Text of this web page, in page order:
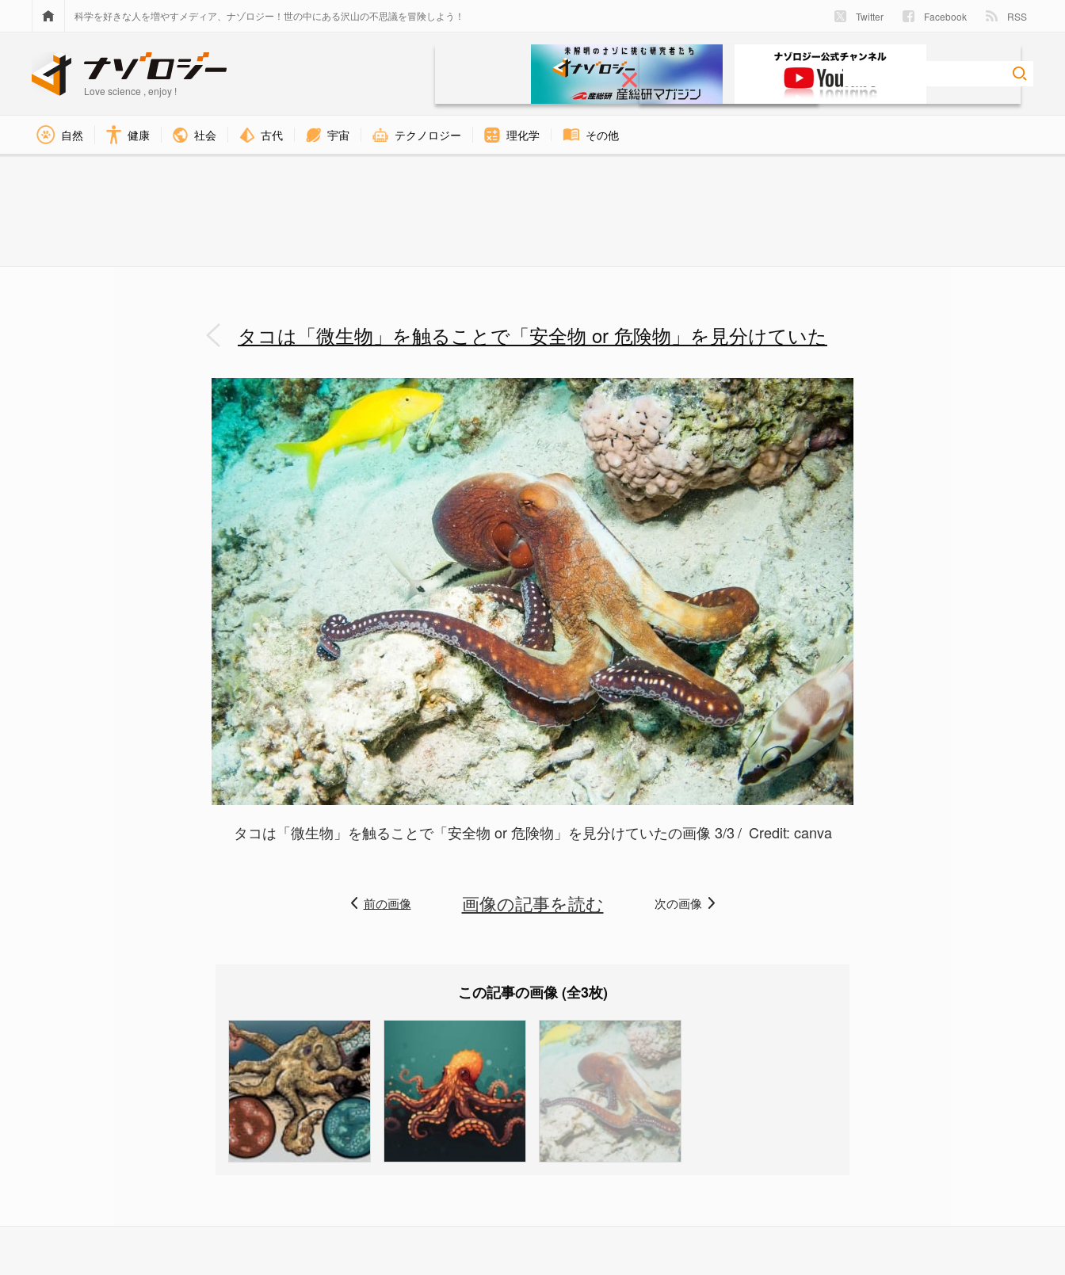
科学を好きな人を増やすメディア、ナゾロジー！世の中にある沢山の不思議を冒険しよう！ Twitter Facebook RSS
Love science , enjoy !
自然 健康 社会 古代 宇宙 テクノロジー 理化学 その他
タコは「微生物」を触ることで「安全物 or 危険物」を見分けていた
タコは「微生物」を触ることで「安全物 or 危険物」を見分けていたの画像 3/3 Credit: canva
前の画像 画像の記事を読む 次の画像
この記事の画像 (全3枚)